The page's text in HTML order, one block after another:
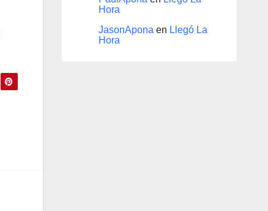
Hora
JasonAponaen Llegó La
Hora